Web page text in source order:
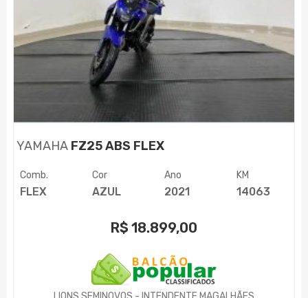
YAMAHA FZ25 ABS FLEX
Comb.
FLEX
Cor
AZUL
Ano
2021
KM
14063
R$ 18.899,00